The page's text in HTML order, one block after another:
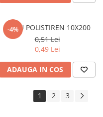
-4%
DIBLU POLISTIREN 10X200
0,51 Lei
0,49 Lei
ADAUGA IN COS
1 2 3